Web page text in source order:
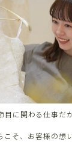
目に関わる仕事だ
こそ、お客様の想